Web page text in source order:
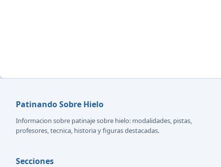
Patinando Sobre Hielo
Informacion sobre patinaje sobre hielo: modalidades, pistas,
profesores, tecnica, historia y figuras destacadas.
Secciones